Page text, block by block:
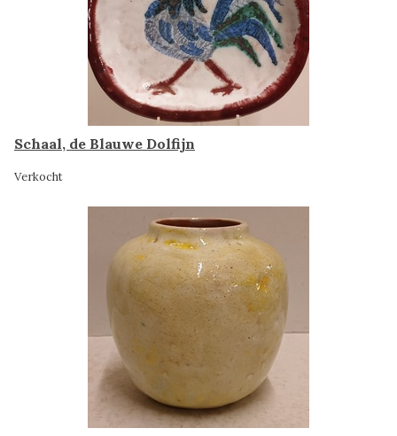
Schaal, de Blauwe Dolfijn
Verkocht